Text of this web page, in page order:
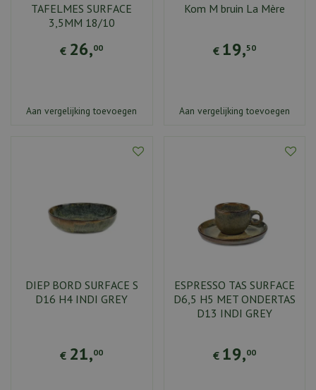
TAFELMES SURFACE
3,5MM 18/10
€ 26,00
Aan vergelijking toevoegen
Kom M bruin La Mère
€ 19,50
Aan vergelijking toevoegen
DIEP BORD SURFACE S
D16 H4 INDI GREY
€ 21,00
ESPRESSO TAS SURFACE
D6,5 H5 MET ONDERTAS
D13 INDI GREY
€ 19,00